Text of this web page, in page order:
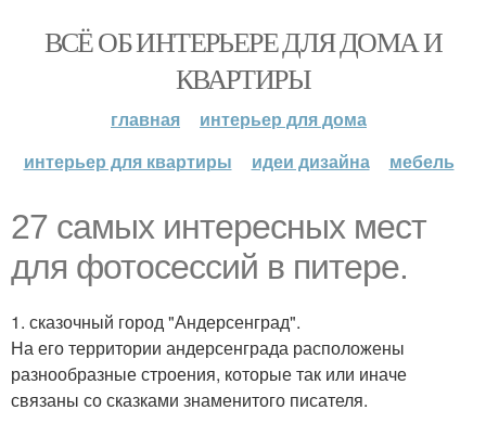
ВСЁ ОБ ИНТЕРЬЕРЕ ДЛЯ ДОМА И
КВАРТИРЫ
главная
интерьер для дома
интерьер для квартиры
идеи дизайна мебель
27 самых интересных мест
для фотосессий в питере.
1. сказочный город "Андерсенград".
На его территории андерсенграда расположены
разнообразные строения, которые так или иначе
связаны со сказками знаменитого писателя.